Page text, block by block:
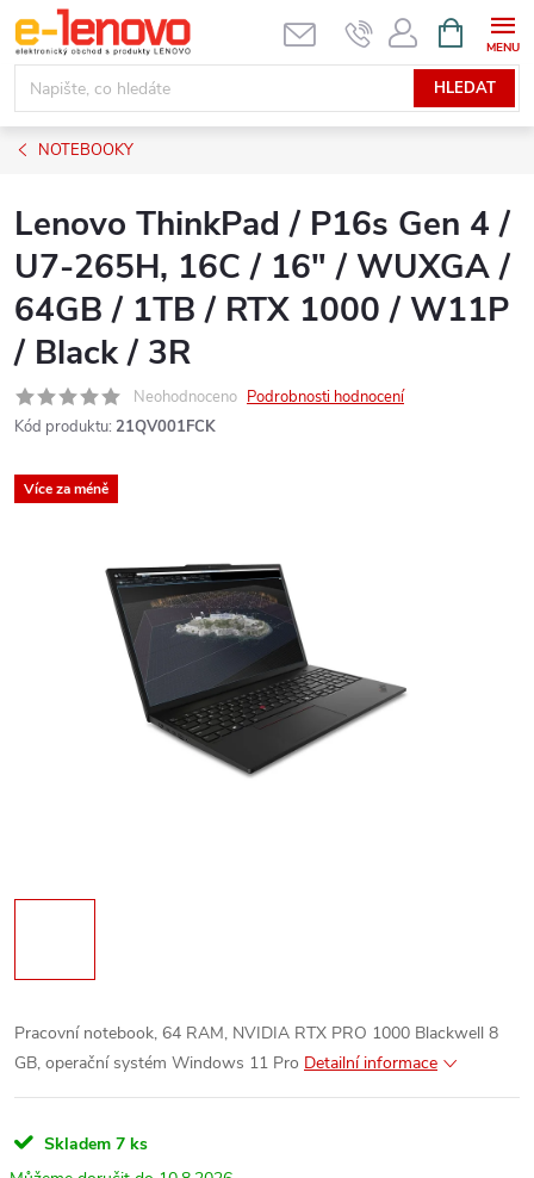
Přejít
na
obsah
HLEDAT
NÁKUPNÍ
KOŠÍK
NOTEBOOKY
Lenovo ThinkPad / P16s Gen 4 /
U7-265H, 16C / 16" / WUXGA /
64GB / 1TB / RTX 1000 / W11P
/ Black / 3R
Neohodnoceno Podrobnosti hodnocení
Kód produktu: 21QV001FCK
Více za méně
Pracovní notebook, 64 RAM, NVIDIA RTX PRO 1000 Blackwell 8
GB, operační systém Windows 11 Pro Detailní informace
Skladem 7 ks